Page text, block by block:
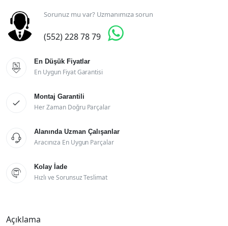
Sorunuz mu var? Uzmanımıza sorun
(552) 228 78 79 

En Düşük Fiyatlar
En Uygun Fiyat Garantisi

Montaj Garantili
Her Zaman Doğru Parçalar

Alanında Uzman Çalışanlar
Aracınıza En Uygun Parçalar

Kolay İade
Hızlı ve Sorunsuz Teslimat
Açıklama